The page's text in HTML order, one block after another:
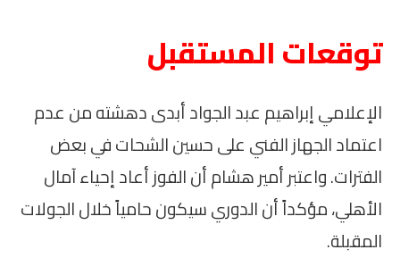
توقعات المستقبل
الإعلامي إبراهيم عبد الجواد أبدى دهشته من عدم
اعتماد الجهاز الفني على حسين الشحات في بعض
الفترات. واعتبر أمير هشام أن الفوز أعاد إحياء آمال
الأهلي، مؤكداً أن الدوري سيكون حامياً خلال الجولات
المقبلة.